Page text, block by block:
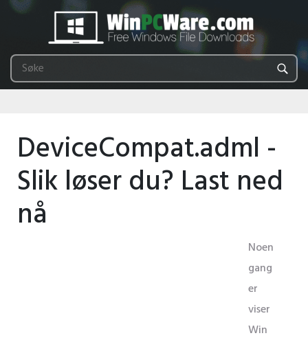
DeviceCompat.adml -
Slik løser du? Last ned
nå
Noen
gang
er
viser
Win